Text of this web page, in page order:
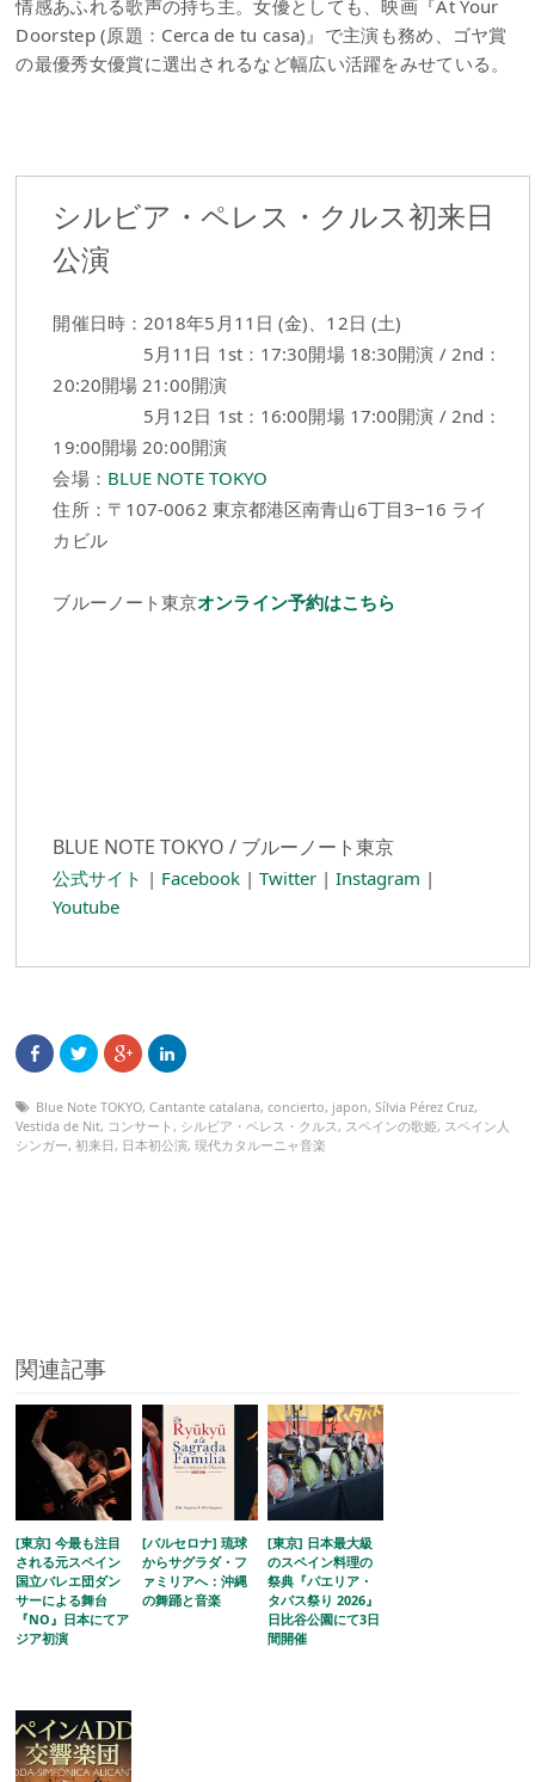
情感あふれる歌声の持ち主。女優としても、映画『At Your
Doorstep (原題：Cerca de tu casa)』で主演も務め、ゴヤ賞
の最優秀女優賞に選出されるなど幅広い活躍をみせている。
シルビア・ペレス・クルス初来日
公演
開催日時：2018年5月11日 (金)、12日 (土)
5月11日 1st：17:30開場 18:30開演 / 2nd：
20:20開場 21:00開演
5月12日 1st：16:00開場 17:00開演 / 2nd：
19:00開場 20:00開演
会場： BLUE NOTE TOKYO
住所：〒107-0062 東京都港区南青山6丁目3−16 ライ
カビル
ブルーノート東京オンライン予約はこちら
BLUE NOTE TOKYO / ブルーノート東京
公式サイト | Facebook |Twitter |Instagram |
Youtube
Blue Note TOKYO,Cantante catalana,concierto, japon,Sílvia Pérez Cruz,
Vestida de Nit, コンサート , シルビア・ペレス・クルス , スペインの歌姫, スペイン人
シンガー,初来日 , 日本初公演,現代カタルーニャ音楽
関連記事
[東京] 今最も注目
される元スペイン
国立バレエ団ダン
サーによる舞台
『NO』日本にてア
ジア初演
[バルセロナ] 琉球
からサグラダ・フ
ァミリアへ：沖縄
の舞踊と音楽
[東京] 日本最大級
のスペイン料理の
祭典『パエリア・
タパス祭り 2026』
日比谷公園にて3日
間開催